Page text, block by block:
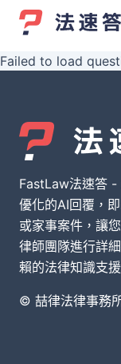
Failed to load
FastLaw法速答 -
優化的AI回覆，
或家事案件，讓
律師團隊進行詳
賴的法律知識支援
© 喆律法律事務